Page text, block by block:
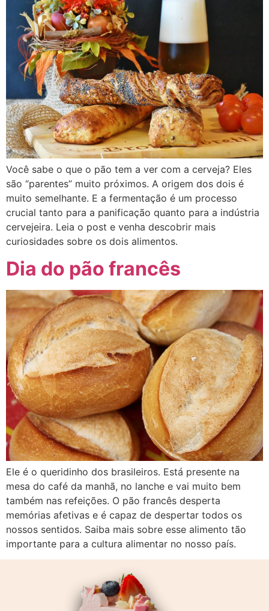
Você sabe o que o pão tem a ver com a cerveja? Eles
são “parentes” muito próximos. A origem dos dois é
muito semelhante. E a fermentação é um processo
crucial tanto para a panificação quanto para a indústria
cervejeira. Leia o post e venha descobrir mais
curiosidades sobre os dois alimentos.
Dia do pão francês
Ele é o queridinho dos brasileiros. Está presente na
mesa do café da manhã, no lanche e vai muito bem
também nas refeições. O pão francês desperta
memórias afetivas e é capaz de despertar todos os
nossos sentidos. Saiba mais sobre esse alimento tão
importante para a cultura alimentar no nosso país.